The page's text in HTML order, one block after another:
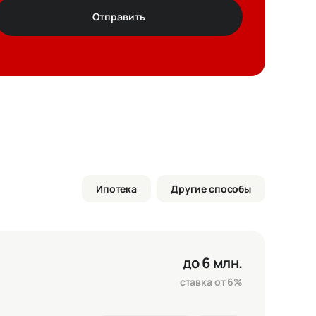
Отправить
Ипотека Другие способы
до 6 млн.
ставка от 6%
9 336 000 ₽